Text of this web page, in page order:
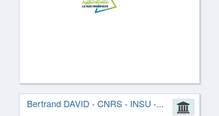
Bertrand DAVID - CNRS - INSU -...